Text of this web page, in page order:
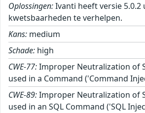
Oplossingen:Ivanti heeft versie
kwetsbaarheden te verhelpen.
Kans: medium
Schade: high
CWE-77:Improper Neutralization of
used in a Command ('Command
CWE-89:Improper Neutralization of
used in an SQL Command ('SQL